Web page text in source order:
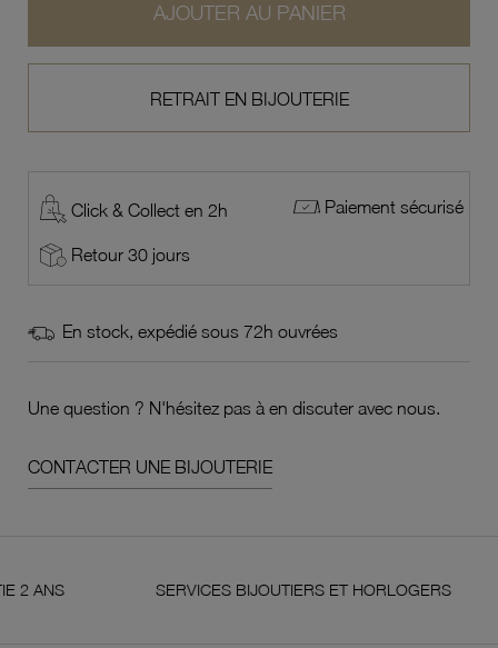
AJOUTER AU PANIER
RETRAIT EN BIJOUTERIE
Click & Collect en 2h Paiement sécurisé
Retour 30 jours
En stock, expédié sous 72h ouvrées
Une question ? N'hésitez pas à en discuter avec nous.
CONTACTER UNE BIJOUTERIE
SERVICES BIJOUTIERS ET HORLOGERS